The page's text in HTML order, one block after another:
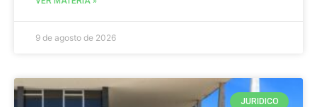
9 de agosto de 2026
JURIDICO